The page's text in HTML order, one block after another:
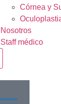
Córnea y
Nosotros
Staff médico